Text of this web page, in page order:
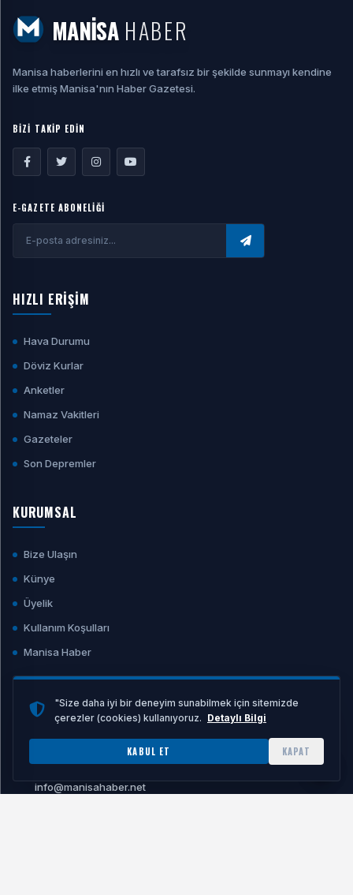
MANİSA HABER
Manisa haberlerini en hızlı ve tarafsız bir şekilde sunmayı kendine
ilke etmiş Manisa'nın Haber Gazetesi.
BİZİ TAKİP EDİN
E-GAZETE ABONELİĞİ
HIZLI ERİŞİM
Hava Durumu
Döviz Kurlar
Anketler
Namaz Vakitleri
Gazeteler
Son Depremler
KURUMSAL
Bize Ulaşın
Künye
Üyelik
Kullanım Koşulları
Manisa Haber
İLETİŞİM
E-POSTA ADRESI
info@manisahaber.net
"Size daha iyi bir deneyim sunabilmek için sitemizde
çerezler (cookies) kullanıyoruz. Detaylı Bilgi
KABUL ET KAPAT